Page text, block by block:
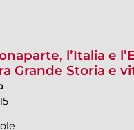
l’Italia e
Grande Storia e